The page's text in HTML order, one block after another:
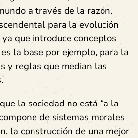
a través de la razón.
para la evolución
que introduce conceptos
la base por ejemplo, para la
y reglas que median las
la sociedad no está “a la
de sistemas morales
la construcción de una mejor